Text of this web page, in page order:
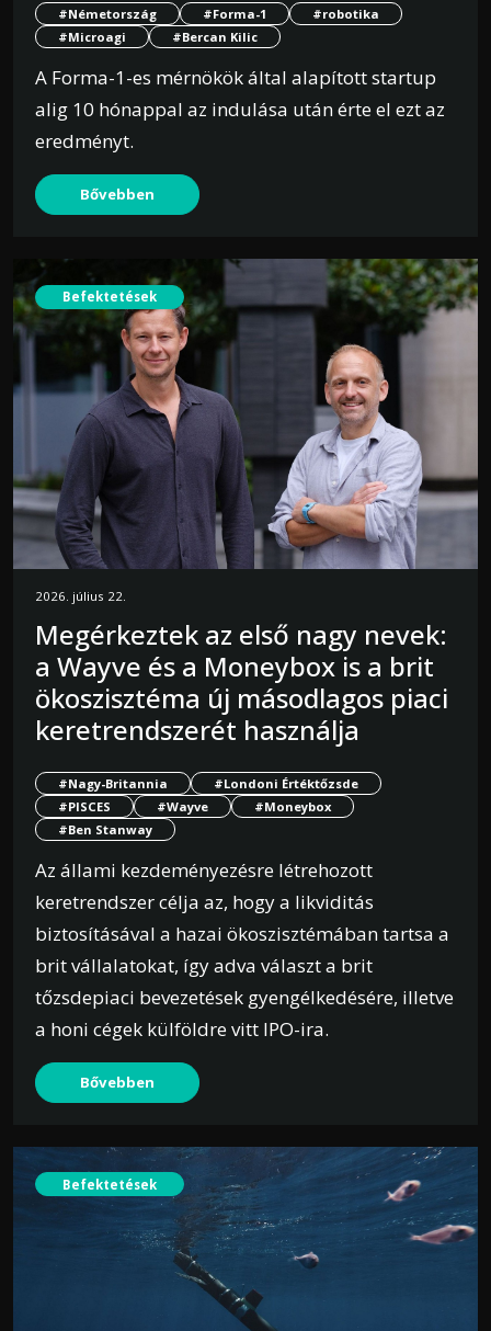
#Németország #Forma-1
#robotika
#Microagi
#Bercan Kilic
A Forma-1-es mérnökök által alapított startup
alig 10 hónappal az indulása után érte el ezt az
eredményt.
Bővebben
Befektetések
2026. július 22.
Megérkeztek az első nagy nevek:
a Wayve és a Moneybox is a brit
ökoszisztéma új másodlagos piaci
keretrendszerét használja
#Nagy-Britannia
#Londoni Értéktőzsde
#PISCES
#Wayve
#Moneybox
#Ben Stanway
Az állami kezdeményezésre létrehozott
keretrendszer célja az, hogy a likviditás
biztosításával a hazai ökoszisztémában tartsa a
brit vállalatokat, így adva választ a brit
tőzsdepiaci bevezetések gyengélkedésére, illetve
a honi cégek külföldre vitt IPO-ira.
Bővebben
Befektetések